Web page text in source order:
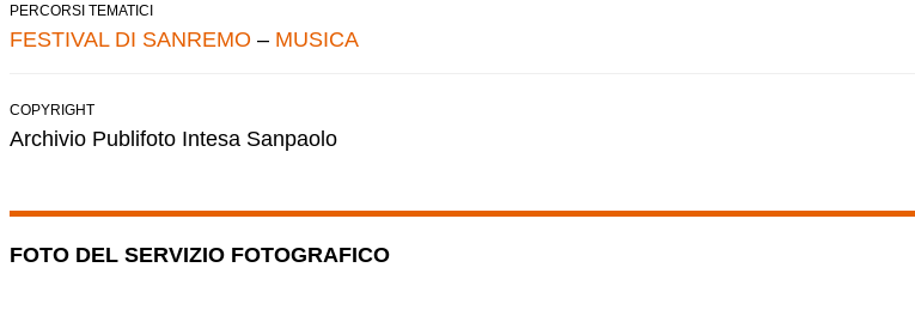
PERCORSI TEMATICI
FESTIVAL DI SANREMO – MUSICA
COPYRIGHT
Archivio Publifoto Intesa Sanpaolo
FOTO DEL SERVIZIO FOTOGRAFICO